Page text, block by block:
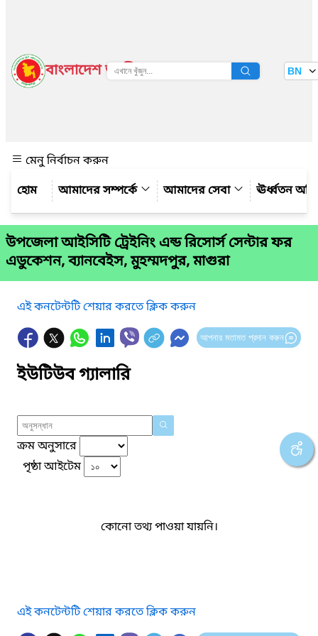
বাংলাদেশ জাতীয় তথ্য বাতায়ন BN
মেনু নির্বাচন করুন
আমাদের সম্পর্কে
আমাদের সেবা ঊর্ধ্বতন
উপজেলা আইসিটি ট্রেইনিং এন্ড রিসোর্স সেন্টার ফর
এডুকেশন, ব্যানবেইস, মুহম্মদপুর, মাগুরা
এই কনটেন্টটি শেয়ার করতে ক্লিক করুন
আপনার মতামত প্রদান করুন
ইউটিউব গ্যালারি
ক্রম অনুসারে
পৃষ্ঠা আইটেম
কোনো তথ্য পাওয়া যায়নি।
এই কনটেন্টটি শেয়ার করতে ক্লিক করুন